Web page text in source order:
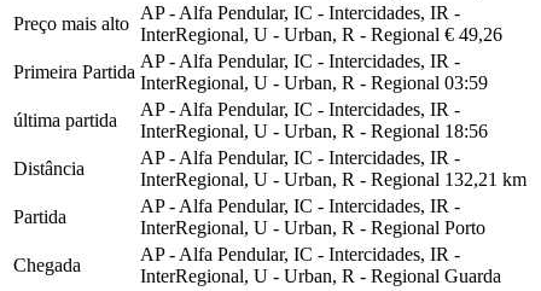
Preço mais alto
AP - Alfa Pendular, IC - Intercidades, IR -
InterRegional, U - Urban, R - Regional € 49,26
Primeira Partida
AP - Alfa Pendular, IC - Intercidades, IR -
InterRegional, U - Urban, R - Regional 03:59
última partida
AP - Alfa Pendular, IC - Intercidades, IR -
InterRegional, U - Urban, R - Regional 18:56
Distância
AP - Alfa Pendular, IC - Intercidades, IR -
InterRegional, U - Urban, R - Regional 132,21 km
Partida
AP - Alfa Pendular, IC - Intercidades, IR -
InterRegional, U - Urban, R - Regional Porto
Chegada
AP - Alfa Pendular, IC - Intercidades, IR -
InterRegional, U - Urban, R - Regional Guarda